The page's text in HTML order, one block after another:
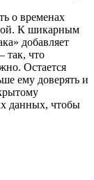
о временах
К шикарным
добавляет
так, что
Остается
ему доверять и
данных, чтобы